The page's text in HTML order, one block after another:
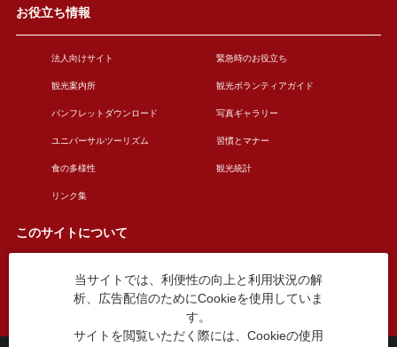
お役立ち情報
法人向けサイト 緊急時のお役立ち
観光案内所 観光ボランティアガイド
パンフレットダウンロード 写真ギャラリー
ユニバーサルツーリズム 習慣とマナー
食の多様性 観光統計
リンク集
このサイトについて
このサイトについて 広告掲載について
お問い合わせ
当サイトでは、利便性の向上と利用状況の解
析、広告配信のためにCookieを使用していま
す。
サイトを閲覧いただく際には、Cookieの使用